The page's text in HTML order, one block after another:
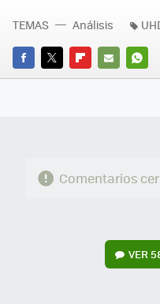
FACEBOOK
TWITTERFLIPBOARD
E-
TEMAS Análisis
Comentarios
VER